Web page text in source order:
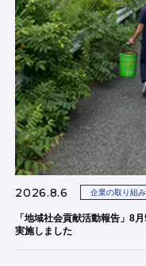
2026.8.6 企業の取り組み
「地域社会貢献活動報告」8
実施しました